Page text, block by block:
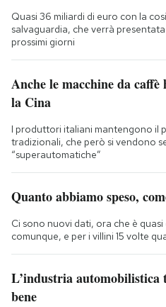
Quasi 36 miliardi di euro con la
salvaguardia, che verrà
prossimi giorni
Anche le macchine da
la Cina
I produttori italiani mantengono il
tradizionali, che però si vendono
“superautomatiche”
Quanto abbiamo speso,
Ci sono nuovi dati, ora che è
comunque, e per i villini 15 volte
L’industria automobilistica
bene